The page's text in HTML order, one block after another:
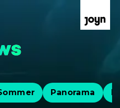
Panorama